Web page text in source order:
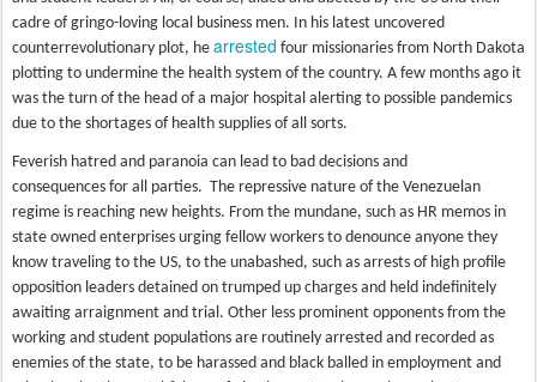
cadre of gringo-loving local business men. In his latest uncovered
counterrevolutionary plot, he arrested four missionaries from North Dakota
plotting to undermine the health system of the country. A few months ago it
was the turn of the head of a major hospital alerting to possible pandemics
due to the shortages of health supplies of all sorts.
Feverish hatred and paranoia can lead to bad decisions and
consequences for all parties. The repressive nature of the Venezuelan
regime is reaching new heights. From the mundane, such as HR memos in
state owned enterprises urging fellow workers to denounce anyone they
know traveling to the US, to the unabashed, such as arrests of high profile
opposition leaders detained on trumped up charges and held indefinitely
awaiting arraignment and trial. Other less prominent opponents from the
working and student populations are routinely arrested and recorded as
enemies of the state, to be harassed and black balled in employment and